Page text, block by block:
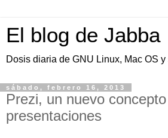
El blog de Jabba
Dosis diaria de GNU Linux, Mac OS
sábado, febrero 16, 2013
Prezi, un nuevo
presentaciones